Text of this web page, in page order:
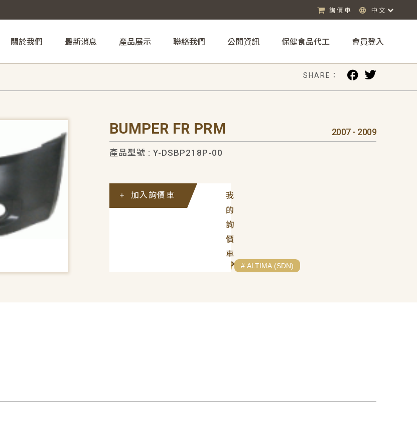
詢價車 中文
關於我們 最新消息 產品展示 聯絡我們 公開資訊 保健食品代工 會員登入
SHARE：
BUMPER FR PRM 2007 - 2009
產品型號 : Y-DSBP218P-00
我
的
詢
價
車
加入詢價車
# ALTIMA (SDN)